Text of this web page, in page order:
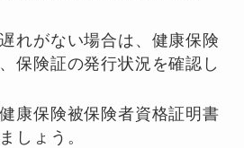
れがない場合は、健康保険
保険証の発行状況を確認し
康保険被保険者資格証明書
しょう。